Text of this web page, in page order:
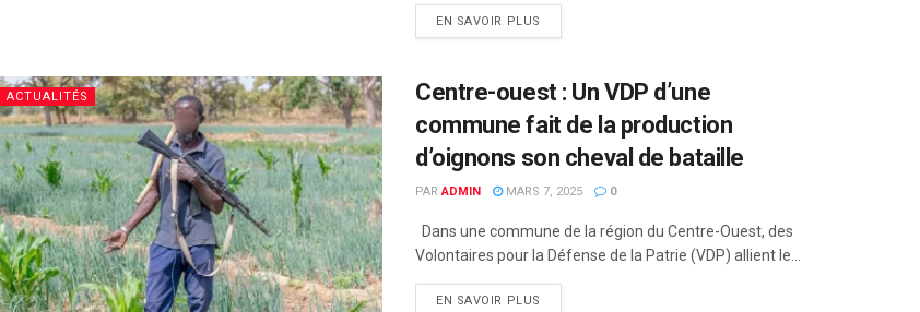
EN SAVOIR PLUS
ACTUALITÉS
Centre-ouest : Un VDP d’une
commune fait de la production
d’oignons son cheval de bataille
PAR ADMIN MARS 7, 2025 0
Dans une commune de la région du Centre-Ouest, des
Volontaires pour la Défense de la Patrie (VDP) allient le...
EN SAVOIR PLUS